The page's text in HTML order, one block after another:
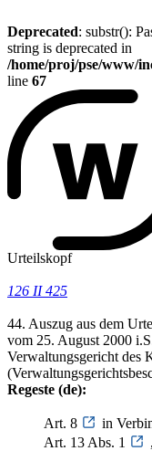
Deprecated: substr():
string is deprecated in
/home/proj/pse/www/
line 67
Urteilskopf
126 II 425
44. Auszug aus dem
vom 25. August 2000
Verwaltungsgericht des
Regeste (de):
Art. 8 in
Art. 13 Abs. 1